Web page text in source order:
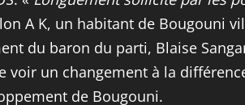
A K, un habitant de Bougouni
du baron du parti, Blaise
un changement à la
de Bougouni.